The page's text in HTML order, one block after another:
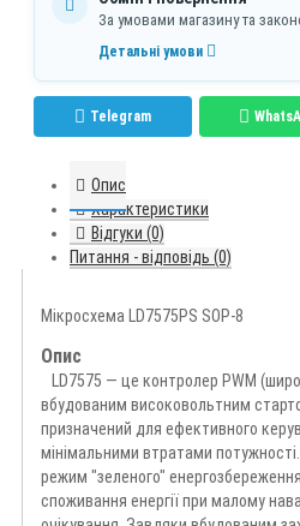
За умовами магазину та
Детальні умови
Telegram
Опис
Характеристики
Відгуки (0)
Питання - відповідь (0)
Мікросхема LD7575PS SOP-8
Опис
LD7575 — це контролер PWM
вбудованим високовольтним
призначений для ефективного
мінімальними втратами
режим "зеленого"
споживання енергії при малому